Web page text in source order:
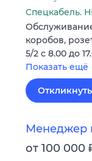
Спецкабель.
коробов,
5/2 с 8.00 до
Показать ещё
Менеджер
от 100 000